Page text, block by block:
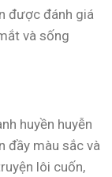
được đánh giá
và sống
huyền huyễn
đầy màu sắc và
lôi cuốn,